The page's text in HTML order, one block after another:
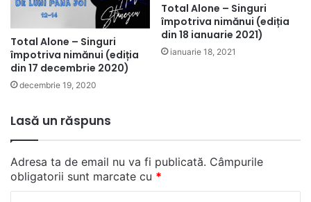
Total Alone – Singuri
împotriva nimănui (ediția
din 17 decembrie 2020)
decembrie 19, 2020
Total Alone – Singuri
împotriva nimănui (ediția
din 18 ianuarie 2021)
ianuarie 18, 2021
Lasă un răspuns
Adresa ta de email nu va fi publicată. Câmpurile
obligatorii sunt marcate cu *